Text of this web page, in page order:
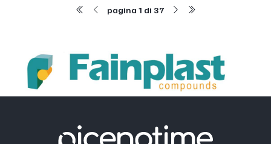
pagina 1 di 37